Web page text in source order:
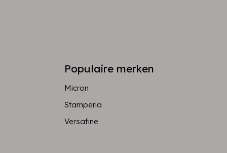
Populaire merken
Micron
Stamperia
Versafine